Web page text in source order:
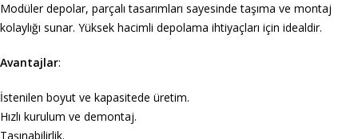
Modüler depolar, parçalı tasarımları sayesinde taşıma ve montaj
kolaylığı sunar. Yüksek hacimli depolama ihtiyaçları için idealdir.
Avantajlar:
İstenilen boyut ve kapasitede üretim.
Hızlı kurulum ve demontaj.
Taşınabilirlik.